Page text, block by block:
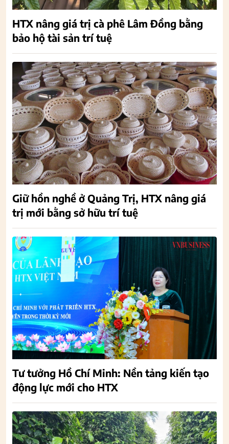
HTX nâng giá trị cà phê Lâm Đồng bằng
bảo hộ tài sản trí tuệ
Giữ hồn nghề ở Quảng Trị, HTX nâng giá
trị mới bằng sở hữu trí tuệ
Tư tưởng Hồ Chí Minh: Nền tảng kiến tạo
động lực mới cho HTX